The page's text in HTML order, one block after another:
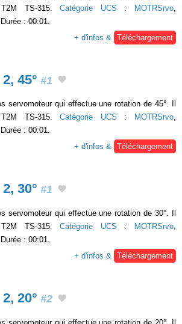
TS-315.Catégorie UCS : MOTRSrvo
. Durée : 00:01.
+ d'infos &
Téléchargement
45° #1
servomoteur qui effectue une rotation de 45°. Il
TS-315.Catégorie UCS : MOTRSrvo,
: 00:01.
+ d'infos & Téléchargement
30° #1
servomoteur qui effectue une rotation de 30°. Il
TS-315.Catégorie UCS : MOTRSrvo
. Durée : 00:01.
+ d'infos &
Téléchargement
20° #2